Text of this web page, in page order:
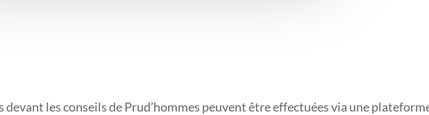
devant les conseils de Prud’hommes peuvent être effectuées via une